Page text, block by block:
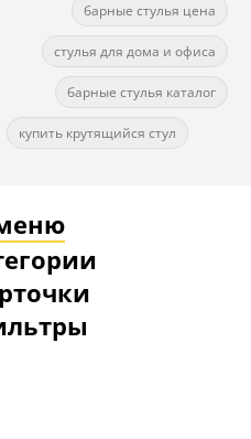
барные стулья цена
стулья для дома и офиса
барные стулья каталог
купить крутящийся стул